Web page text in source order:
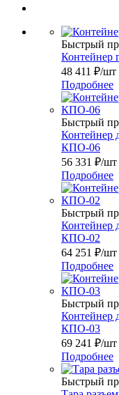
Быстрый
Контейнер
48 411 ₽/шт
Подробнее
Быстрый
Контейнер
КПО-06
56 331 ₽/шт
Подробнее
Быстрый
Контейнер
КПО-02
64 251 ₽/шт
Подробнее
Быстрый
Контейнер
КПО-03
69 241 ₽/шт
Подробнее
Быстрый